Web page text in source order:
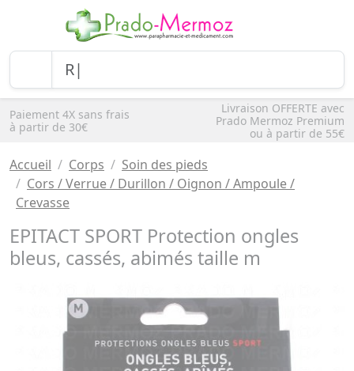
Paiement 4X sans frais
à partir de 30€
Livraison OFFERTE avec
Prado Mermoz Premium
ou à partir de 55€
Accueil Corps
Soin des pieds
Cors / Verrue / Durillon / Oignon / Ampoule /
Crevasse
EPITACT SPORT Protection ongles
bleus, cassés, abimés taille m